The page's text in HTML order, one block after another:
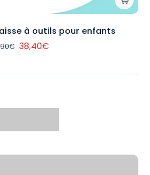
à outils pour enfants
38,40€